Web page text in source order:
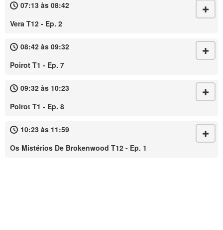
07:13 às 08:42
Vera T12 - Ep. 2
08:42 às 09:32
Poirot T1 - Ep. 7
09:32 às 10:23
Poirot T1 - Ep. 8
10:23 às 11:59
Os Mistérios De Brokenwood T12 - Ep. 1